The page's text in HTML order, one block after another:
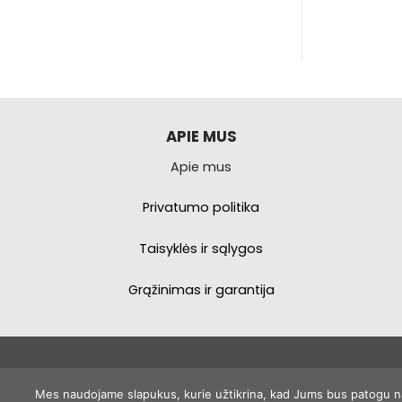
APIE MUS
Apie mus
Privatumo politika
Taisyklės ir sąlygos
Grąžinimas ir garantija
Mes naudojame slapukus, kurie užtikrina, kad Jums bus